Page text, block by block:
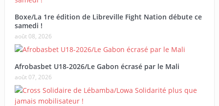
Boxe/La 1re édition de Libreville Fight Nation débute ce
samedi !
août 08, 2026
Afrobasbet U18-2026/Le Gabon écrasé par le Mali
août 07, 2026